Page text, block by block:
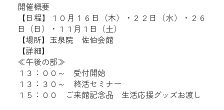
開催概要
【日程】１０月１６日（木）・２２日（水）・２６
日（日）・１１月１日（土）
【場所】玉泉院 佐伯会館
【詳細】
≪午後の部≫
１３：００～ 受付開始
１３：３０～ 終活セミナー
１５：００ ご来館記念品 生活応援グッズお渡し